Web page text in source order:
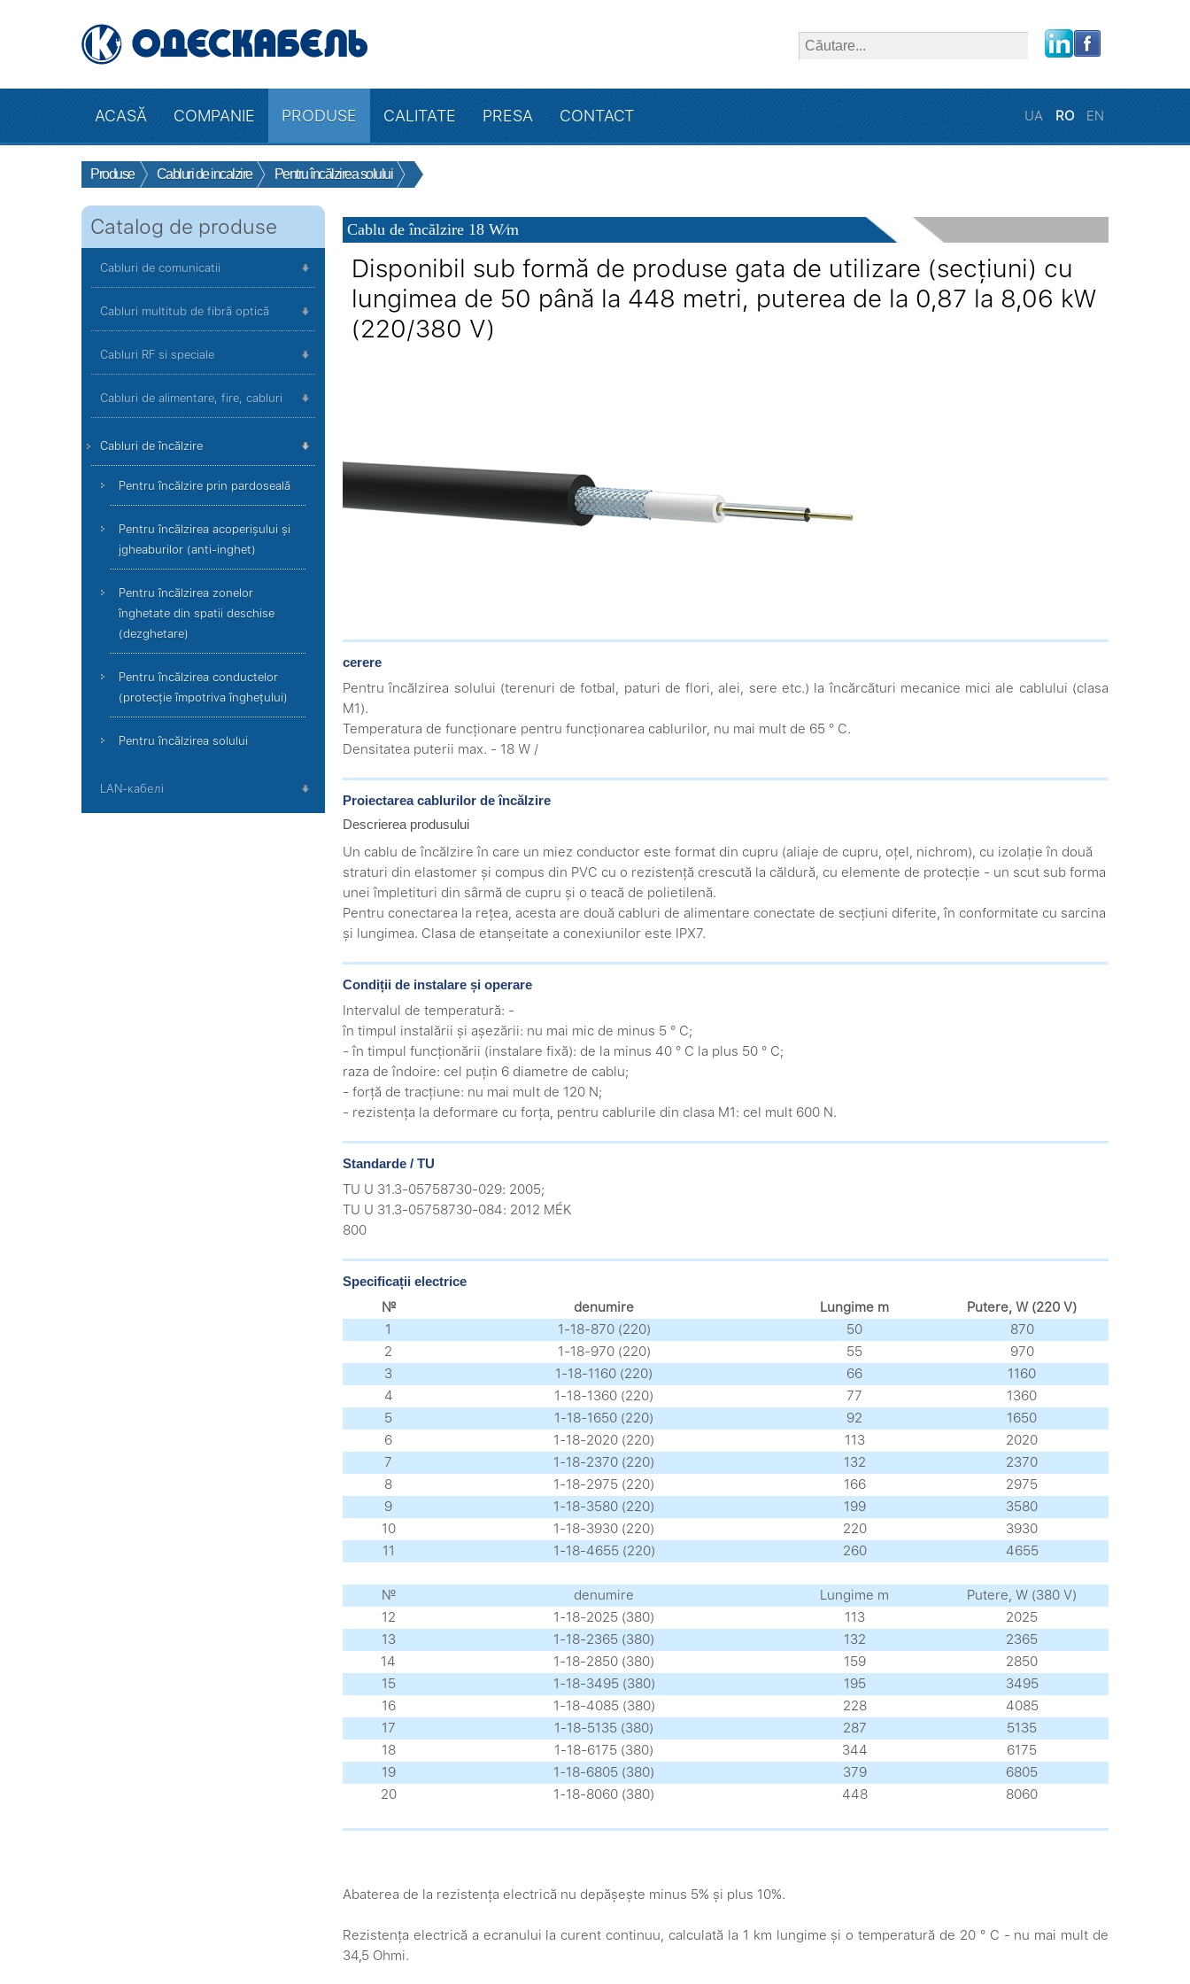
ACASĂ COMPANIE PRODUSE CALITATE PRESA CONTACT UA RO EN
Produse Cabluri de incalzire Pentru încălzirea solului
Catalog de produse
Cabluri de comunicatii
Cabluri multitub de fibră optică
Cabluri RF si speciale
Cabluri de alimentare, fire, cabluri
Cabluri de încălzire
Pentru încălzire prin pardoseală
Pentru încălzirea acoperișului și
jgheaburilor (anti-inghet)
Pentru încălzirea zonelor
înghetate din spatii deschise
(dezghetare)
Pentru încălzirea conductelor
(protecție împotriva înghețului)
Pentru încălzirea solului
LAN-кабелі
Cablu de încălzire 18 W⁄m
Disponibil sub formă de produse gata de utilizare (secțiuni) cu
lungimea de 50 până la 448 metri, puterea de la 0,87 la 8,06 kW
(220/380 V)
cerere
Pentru încălzirea solului (terenuri de fotbal, paturi de flori, alei, sere etc.) la încărcături mecanice mici ale cablului (clasa
M1).
Temperatura de funcționare pentru funcționarea cablurilor, nu mai mult de 65 ° С.
Densitatea puterii max. - 18 W /
Proiectarea cablurilor de încălzire
Descrierea produsului
Un cablu de încălzire în care un miez conductor este format din cupru (aliaje de cupru, oțel, nichrom), cu izolație în două
straturi din elastomer și compus din PVC cu o rezistență crescută la căldură, cu elemente de protecție - un scut sub forma
unei împletituri din sârmă de cupru și o teacă de polietilenă.
Pentru conectarea la rețea, acesta are două cabluri de alimentare conectate de secțiuni diferite, în conformitate cu sarcina
și lungimea. Clasa de etanșeitate a conexiunilor este IPX7.
Condiții de instalare și operare
Intervalul de temperatură: -
în timpul instalării și așezării: nu mai mic de minus 5 ° С;
- în timpul funcționării (instalare fixă): de la minus 40 ° С la plus 50 ° С;
raza de îndoire: cel puțin 6 diametre de cablu;
- forță de tracțiune: nu mai mult de 120 N;
- rezistența la deformare cu forța, pentru cablurile din clasa M1: cel mult 600 N.
Standarde / TU
TU U 31.3-05758730-029: 2005;
TU U 31.3-05758730-084: 2012 MÉK
800
Specificații electrice
№ denumire Lungime m
Putere, W (220 V)
1
1-18-870 (220) 50
870
2
1-18-970 (220) 55
970
3
1-18-1160 (220) 66
1160
4
1-18-1360 (220) 77
1360
5
1-18-1650 (220) 92
1650
6
1-18-2020 (220) 113
2020
7
1-18-2370 (220) 132
2370
8
1-18-2975 (220) 166
2975
9
1-18-3580 (220) 199
3580
10
1-18-3930 (220) 220
3930
11
1-18-4655 (220) 260 4655
№ denumire Lungime m
Putere, W (380 V)
12
1-18-2025 (380) 113
2025
13
1-18-2365 (380) 132
2365
14
1-18-2850 (380) 159
2850
15
1-18-3495 (380) 195
3495
16
1-18-4085 (380) 228
4085
17
1-18-5135 (380) 287
5135
18
1-18-6175 (380) 344
6175
19
1-18-6805 (380) 379
6805
20
1-18-8060 (380) 448 8060
Abaterea de la rezistența electrică nu depășește minus 5% și plus 10%.
Rezistența electrică a ecranului la curent continuu, calculată la 1 km lungime și o temperatură de 20 ° C - nu mai mult de
34,5 Ohmi.
close